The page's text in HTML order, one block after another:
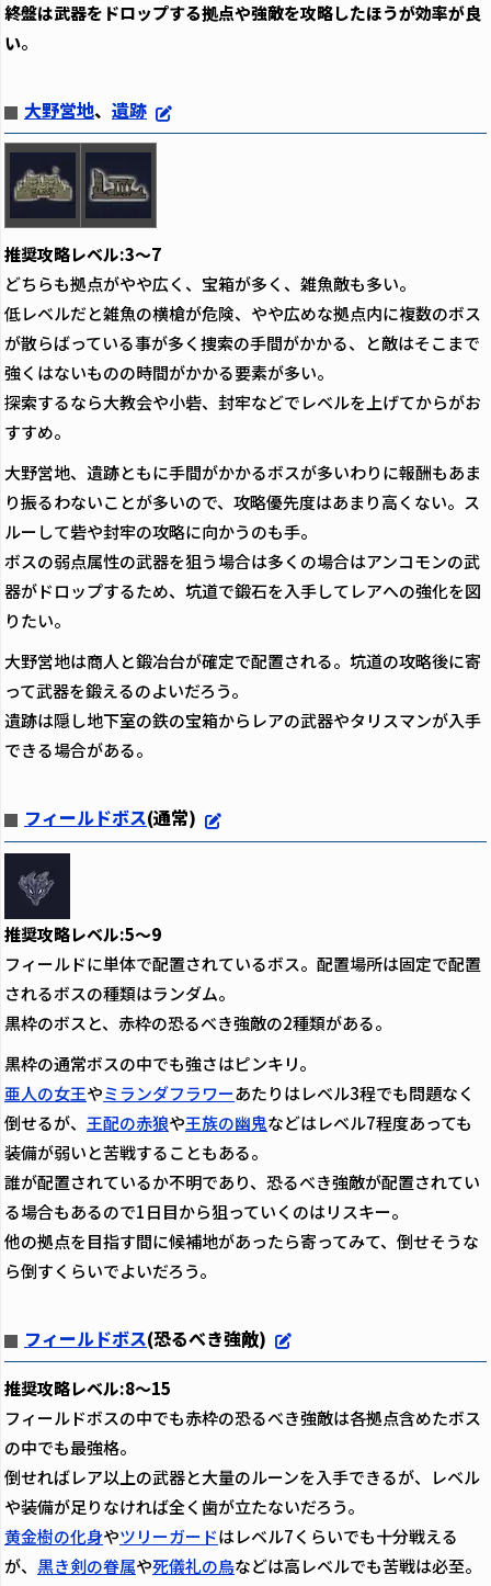
終盤は武器をドロップする拠点や強敵を攻略したほうが効率が良
い。
大野営地、 遺跡
推奨攻略レベル:3～7
どちらも拠点がやや広く、宝箱が多く、雑魚敵も多い。
低レベルだと雑魚の横槍が危険、やや広めな拠点内に複数のボス
が散らばっている事が多く捜索の手間がかかる、と敵はそこまで
強くはないものの時間がかかる要素が多い。
探索するなら大教会や小砦、封牢などでレベルを上げてからがお
すすめ。
大野営地、遺跡ともに手間がかかるボスが多いわりに報酬もあま
り振るわないことが多いので、攻略優先度はあまり高くない。ス
ルーして砦や封牢の攻略に向かうのも手。
ボスの弱点属性の武器を狙う場合は多くの場合はアンコモンの武
器がドロップするため、坑道で鍛石を入手してレアへの強化を図
りたい。
大野営地は商人と鍛冶台が確定で配置される。坑道の攻略後に寄
って武器を鍛えるのよいだろう。
遺跡は隠し地下室の鉄の宝箱からレアの武器やタリスマンが入手
できる場合がある。
フィールドボス(通常)
推奨攻略レベル:5～9
フィールドに単体で配置されているボス。配置場所は固定で配置
されるボスの種類はランダム。
黒枠のボスと、赤枠の恐るべき強敵の2種類がある。
黒枠の通常ボスの中でも強さはピンキリ。
亜人の女王やミランダフラワーあたりはレベル3程でも問題なく
倒せるが、 王配の赤狼や王族の幽鬼などはレベル7程度あっても
装備が弱いと苦戦することもある。
誰が配置されているか不明であり、恐るべき強敵が配置されてい
る場合もあるので1日目から狙っていくのはリスキー。
他の拠点を目指す間に候補地があったら寄ってみて、倒せそうな
ら倒すくらいでよいだろう。
フィールドボス(恐るべき強敵)
推奨攻略レベル:8～15
フィールドボスの中でも赤枠の恐るべき強敵は各拠点含めたボス
の中でも最強格。
倒せればレア以上の武器と大量のルーンを入手できるが、レベル
や装備が足りなければ全く歯が立たないだろう。
黄金樹の化身やツリーガードはレベル7くらいでも十分戦える
が、 黒き剣の眷属や死儀礼の鳥などは高レベルでも苦戦は必至。